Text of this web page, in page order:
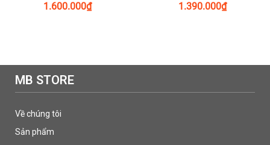
₫
1.600.000
₫
1.390.000
MB STORE
Về chúng tôi
Sản phẩm